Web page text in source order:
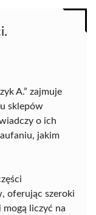
A.” zajmuje
sklepów
o ich
jakim
oferując szeroki
liczyć na